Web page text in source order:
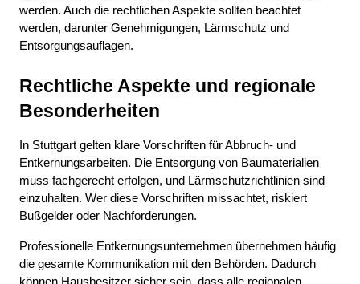
werden. Auch die rechtlichen Aspekte sollten beachtet
werden, darunter Genehmigungen, Lärmschutz und
Entsorgungsauflagen.
Rechtliche Aspekte und regionale
Besonderheiten
In Stuttgart gelten klare Vorschriften für Abbruch- und
Entkernungsarbeiten. Die Entsorgung von Baumaterialien
muss fachgerecht erfolgen, und Lärmschutzrichtlinien sind
einzuhalten. Wer diese Vorschriften missachtet, riskiert
Bußgelder oder Nachforderungen.
Professionelle Entkernungsunternehmen übernehmen häufig
die gesamte Kommunikation mit den Behörden. Dadurch
können Hausbesitzer sicher sein, dass alle regionalen